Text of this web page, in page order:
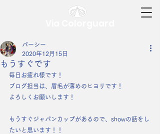
もうすぐです
パーシー
2020年12月15日
毎日お疲れ様です！
ブログ担当は、眉毛が薄めのヒヨリです！
よろしくお願いします！
もうすぐジャパンカップがあるので、showの話をし
たいと思います！！